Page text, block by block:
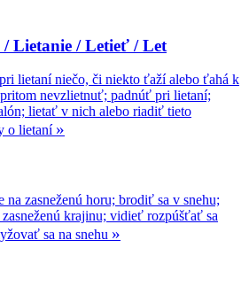
Lietanie / Letieť / Let
lietaní niečo, či niekto ťaží alebo ťahá k
nevzlietnuť; padnúť pri lietaní;
lietať v nich alebo riadiť tieto
o lietaní »
na zasneženú horu; brodiť sa v snehu;
krajinu; vidieť rozpúšťať sa
sa na snehu »